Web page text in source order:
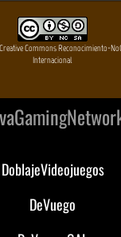
Commons Reconocimiento-
Internacional
DoblajeVideojuegos
DeVuego